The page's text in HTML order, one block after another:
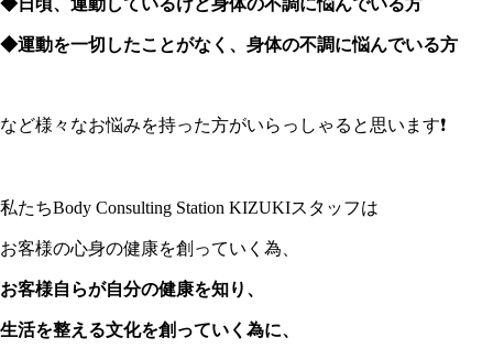
◆運動を一切したことがなく、 身体の不調に悩んでいる方
など様々なお悩みを持った方がいらっしゃると思います❗️
私たちBody Consulting Station KIZUKIスタッフは
お客様の心身の健康を創っていく為、
お客様自らが自分の健康を知り、
生活を整える文化を創っていく為に、